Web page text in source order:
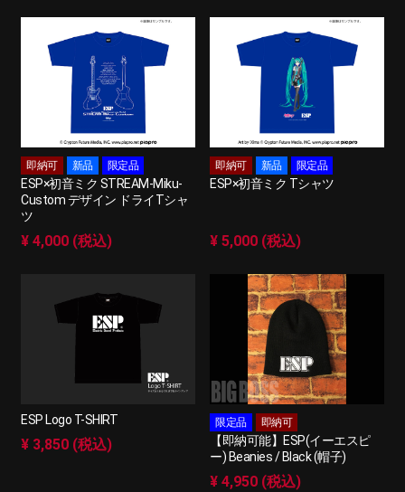
即納可 新品 限定品
ESP×初音ミク STREAM-Miku-
Custom デザイン ドライTシャ
ツ
¥ 4,000 (税込)
即納可 新品 限定品
ESP×初音ミク Tシャツ
¥ 5,000 (税込)
ESP Logo T-SHIRT
¥ 3,850 (税込)
限定品 即納可
【即納可能】ESP(イーエスピ
ー) Beanies / Black (帽子)
¥ 4,950 (税込)